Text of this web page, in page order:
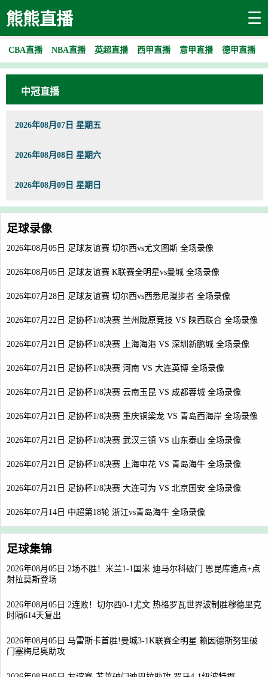
熊熊直播 ☰
CBA直播 NBA直播 英超直播 西甲直播 意甲直播 德甲直播
中冠直播
2026年08月07日 星期五
2026年08月08日 星期六
2026年08月09日 星期日
足球录像
2026年08月05日 足球友谊赛 切尔西vs尤文图斯 全场录像
2026年08月05日 足球友谊赛 K联赛全明星vs曼城 全场录像
2026年07月28日 足球友谊赛 切尔西vs西悉尼漫步者 全场录像
2026年07月22日 足协杯1/8决赛 兰州陇原竞技 VS 陕西联合 全场录像
2026年07月21日 足协杯1/8决赛 上海海港 VS 深圳新鹏城 全场录像
2026年07月21日 足协杯1/8决赛 河南 VS 大连英博 全场录像
2026年07月21日 足协杯1/8决赛 云南玉昆 VS 成都蓉城 全场录像
2026年07月21日 足协杯1/8决赛 重庆铜梁龙 VS 青岛西海岸 全场录像
2026年07月21日 足协杯1/8决赛 武汉三镇 VS 山东泰山 全场录像
2026年07月21日 足协杯1/8决赛 上海申花 VS 青岛海牛 全场录像
2026年07月21日 足协杯1/8决赛 大连可为 VS 北京国安 全场录像
2026年07月14日 中超第18轮 浙江vs青岛海牛 全场录像
足球集锦
2026年08月05日 2场不胜！米兰1-1国米 迪马尔科破门 恩昆库造点+点
射拉莫斯登场
2026年08月05日 2连败！切尔西0-1尤文 热格罗瓦世界波制胜穆德里克
时隔614天复出
2026年08月05日 马雷斯卡首胜!曼城3-1K联赛全明星 赖因德斯努里破
门塞梅尼奥助攻